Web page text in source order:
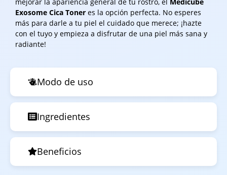
Modo de uso
Ingredientes
Beneficios
Exosome Cica Toner es la opción perfecta. No esperes
más para darle a tu piel el cuidado que merece; ¡hazte
con el tuyo y empieza a disfrutar de una piel más sana y
radiante!